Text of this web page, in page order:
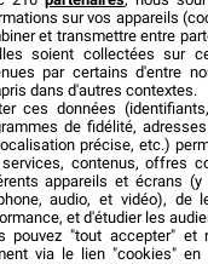
sur vos appareils
et transmettre entre
soient collectées sur
par certains d'entre
dans d'autres contextes.
ces données
de fidélité,
précise, etc.)
contenus, offres
appareils et écrans (y
audio, et vidéo), de
et d'étudier les
pouvez "tout accepter" et
via le lien "cookies" en